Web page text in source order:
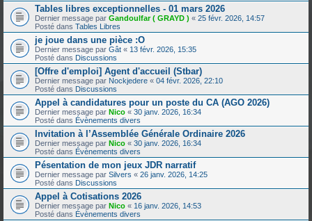
Tables libres exceptionnelles - 01 mars 2026
Dernier message par Gandoulfar ( GRAYD ) « 25 févr. 2026, 14:57
Posté dans Tables Libres
je joue dans une pièce :O
Dernier message par Gât « 13 févr. 2026, 15:35
Posté dans Discussions
[Offre d'emploi] Agent d'accueil (Stbar)
Dernier message par Nockjedere « 04 févr. 2026, 22:10
Posté dans Discussions
Appel à candidatures pour un poste du CA (AGO 2026)
Dernier message par Nico « 30 janv. 2026, 16:34
Posté dans Évènements divers
Invitation à l’Assemblée Générale Ordinaire 2026
Dernier message par Nico « 30 janv. 2026, 16:34
Posté dans Évènements divers
Pésentation de mon jeux JDR narratif
Dernier message par Silvers « 26 janv. 2026, 14:25
Posté dans Discussions
Appel à Cotisations 2026
Dernier message par Nico « 16 janv. 2026, 14:53
Posté dans Évènements divers